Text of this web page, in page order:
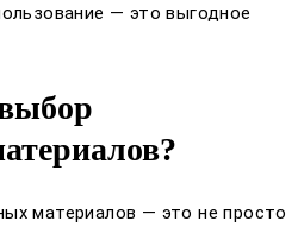
— это выгодное
материалов — это не просто